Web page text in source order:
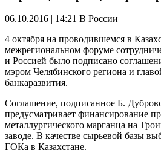
06.10.2016 | 14:21 В России
4 октября на проводившемся в
межрегиональном форуме
и Россией было подписано
мэром Челябинского региона и
банкаразвития.
Соглашение, подписанное Б.
предусматривает финансирование
металлургического марганца на
заводе. В качестве сырьевой базы
ГОКа в Казахстане.